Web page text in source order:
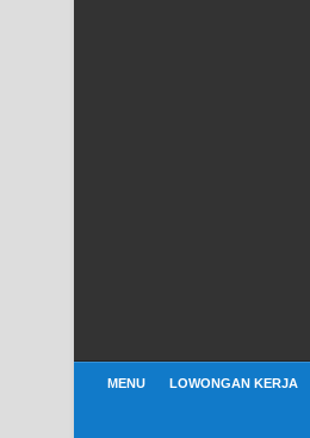
MENU LOWONGAN KERJA